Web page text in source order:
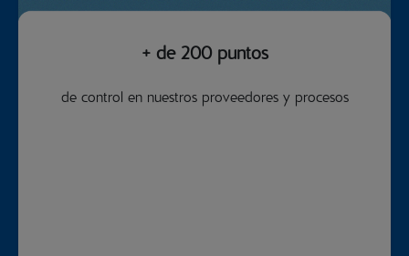
+ de 200 puntos
de control en nuestros proveedores y procesos